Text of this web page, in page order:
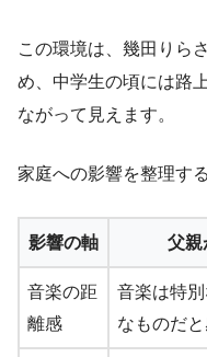
この環境は、幾田りら
め、中学生の頃には路
ながって見えます。
家庭への影響を整理す
影響の軸 父親
音楽の距
離感
音楽は特
なものだ